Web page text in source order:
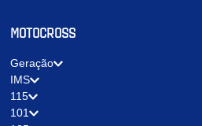
MOTOCROSS
Geração
IMS
115
101